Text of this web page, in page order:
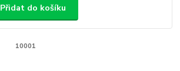
Přidat do košíku
10001